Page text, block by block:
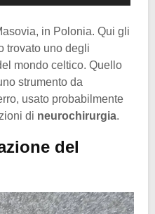
in Polonia. Qui gli
trovato uno degli
mondo celtico. Quello
strumento da
usato probabilmente
di neurochirurgia.
del